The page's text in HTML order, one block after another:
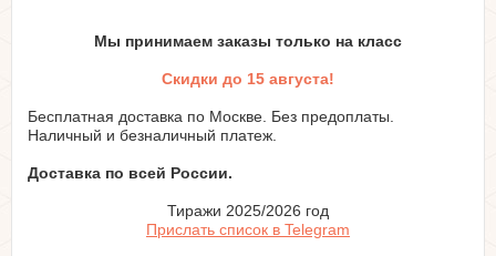
Мы принимаем заказы только на класc
Скидки до 15 августа!
Бесплатная доставка по Москве. Без предоплаты.
Наличный и безналичный платеж.
Доставка по всей России.
Тиражи 2025/2026 год
Прислать список в Telegram